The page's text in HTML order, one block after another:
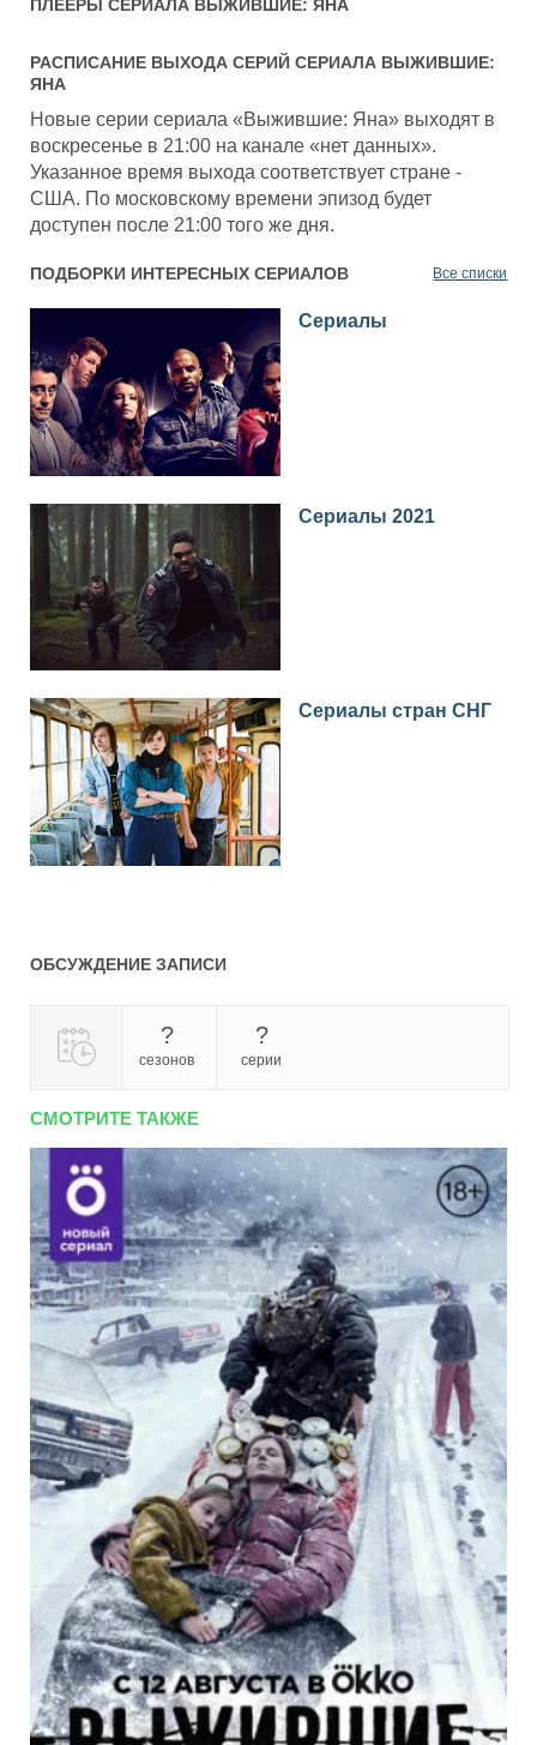
ПЛЕЕРЫ СЕРИАЛА ВЫЖИВШИЕ: ЯНА
РАСПИСАНИЕ ВЫХОДА СЕРИЙ СЕРИАЛА ВЫЖИВШИЕ:
ЯНА
Новые серии сериала «Выжившие: Яна» выходят в
воскресенье в 21:00 на канале «нет данных».
Указанное время выхода соответствует стране -
США. По московскому времени эпизод будет
доступен после 21:00 того же дня.
ПОДБОРКИ ИНТЕРЕСНЫХ СЕРИАЛОВ Все списки
Сериалы
Сериалы 2021
Сериалы стран СНГ
ОБСУЖДЕНИЕ ЗАПИСИ
?
сезонов
?
серии
СМОТРИТЕ ТАКЖЕ